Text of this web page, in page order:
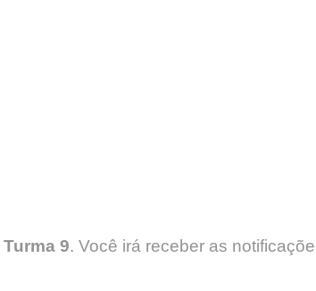
Turma 9. Você irá receber as